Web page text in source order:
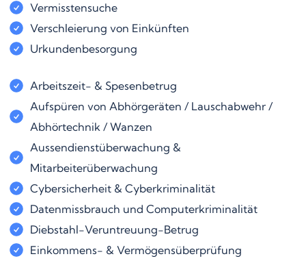
Vermisstensuche
Verschleierung von Einkünften
Urkundenbesorgung
Arbeitszeit- & Spesenbetrug
Aufspüren von Abhörgeräten / Lauschabwehr /
Abhörtechnik / Wanzen
Aussendienstüberwachung &
Mitarbeiterüberwachung
Cybersicherheit & Cyberkriminalität
Datenmissbrauch und Computerkriminalität
Diebstahl-Veruntreuung-Betrug
Einkommens- & Vermögensüberprüfung